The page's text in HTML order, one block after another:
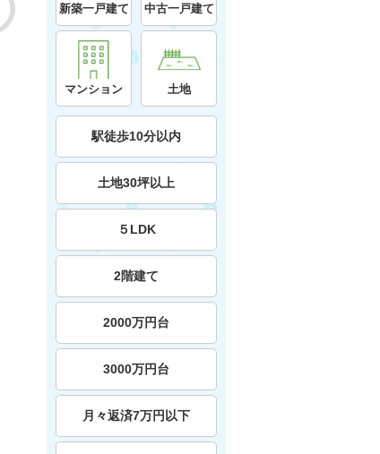
新築一戸建て 中古一戸建て
マンション 土地
駅徒歩10分以内
土地30坪以上
５LDK
2階建て
2000万円台
3000万円台
月々返済7万円以下